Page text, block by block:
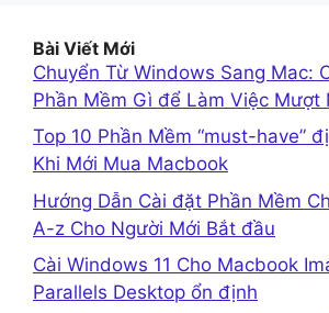
Bài Viết Mới
Chuyển Từ Windows Sang Mac:
Phần Mềm Gì để Làm Việc Mượt
Top 10 Phần Mềm “must-have”
Khi Mới Mua Macbook
Hướng Dẫn Cài đặt Phần Mềm
A-z Cho Người Mới Bắt đầu
Cài Windows 11 Cho Macbook
Parallels Desktop ổn định